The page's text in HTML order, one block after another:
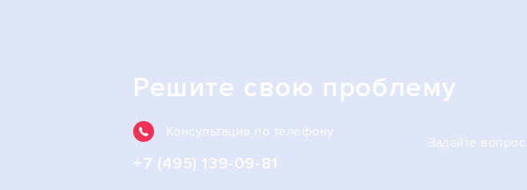
Решите свою проблему
Консультация по телефону
+7 (495) 139-09-81
Задайте вопрос